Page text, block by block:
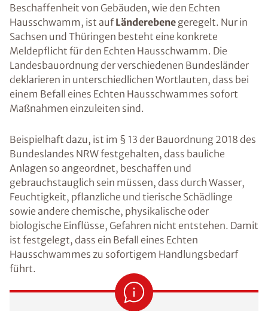
Beschaffenheit von Gebäuden, wie den Echten
Hausschwamm, ist aufLänderebene geregelt. Nur in
Sachsen und Thüringen besteht eine konkrete
Meldepflicht für den Echten Hausschwamm. Die
Landesbauordnung der verschiedenen Bundesländer
deklarieren in unterschiedlichen Wortlauten, dass bei
einem Befall eines Echten Hausschwammes sofort
Maßnahmen einzuleiten sind.
Beispielhaft dazu, ist im § 13 der Bauordnung 2018 des
Bundeslandes NRW festgehalten, dass bauliche
Anlagen so angeordnet, beschaffen und
gebrauchstauglich sein müssen, dass durch Wasser,
Feuchtigkeit, pflanzliche und tierische Schädlinge
sowie andere chemische, physikalische oder
biologische Einflüsse, Gefahren nicht entstehen. Damit
ist festgelegt, dass ein Befall eines Echten
Hausschwammes zu sofortigem Handlungsbedarf
führt.